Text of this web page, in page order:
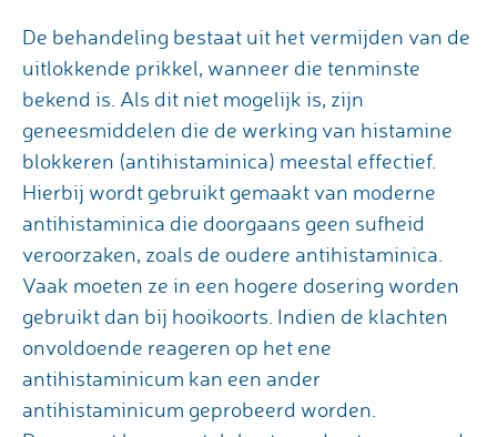
De behandeling bestaat uit het vermijden van de
uitlokkende prikkel, wanneer die tenminste
bekend is. Als dit niet mogelijk is, zijn
geneesmiddelen die de werking van histamine
blokkeren (antihistaminica) meestal effectief.
Hierbij wordt gebruikt gemaakt van moderne
antihistaminica die doorgaans geen sufheid
veroorzaken, zoals de oudere antihistaminica.
Vaak moeten ze in een hogere dosering worden
gebruikt dan bij hooikoorts. Indien de klachten
onvoldoende reageren op het ene
antihistaminicum kan een ander
antihistaminicum geprobeerd worden.